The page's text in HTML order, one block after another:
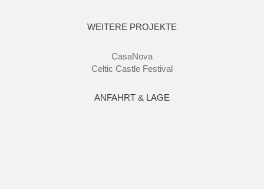
WEITERE PROJEKTE
CasaNova
Celtic Castle Festival
ANFAHRT & LAGE